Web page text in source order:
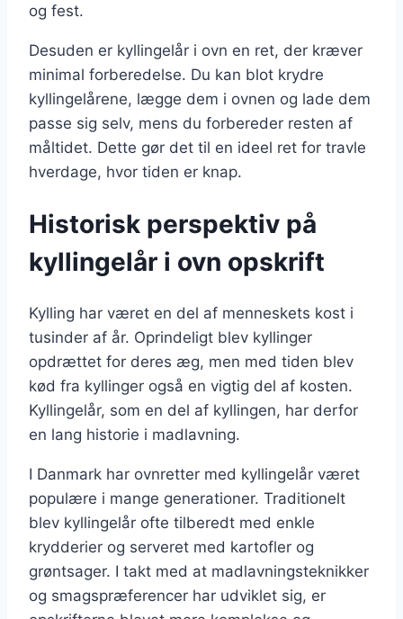
og fest.
Desuden er kyllingelår i ovn en ret, der kræver
minimal forberedelse. Du kan blot krydre
kyllingelårene, lægge dem i ovnen og lade dem
passe sig selv, mens du forbereder resten af
måltidet. Dette gør det til en ideel ret for travle
hverdage, hvor tiden er knap.
Historisk perspektiv på
kyllingelår i ovn opskrift
Kylling har været en del af menneskets kost i
tusinder af år. Oprindeligt blev kyllinger
opdrættet for deres æg, men med tiden blev
kød fra kyllinger også en vigtig del af kosten.
Kyllingelår, som en del af kyllingen, har derfor
en lang historie i madlavning.
I Danmark har ovnretter med kyllingelår været
populære i mange generationer. Traditionelt
blev kyllingelår ofte tilberedt med enkle
krydderier og serveret med kartofler og
grøntsager. I takt med at madlavningsteknikker
og smagspræferencer har udviklet sig, er